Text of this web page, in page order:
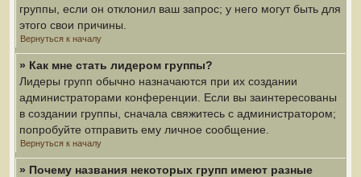
группы, если он отклонил ваш запрос; у него могут быть для
этого свои причины.
Вернуться к началу
» Как мне стать лидером группы?
Лидеры групп обычно назначаются при их создании
администраторами конференции. Если вы заинтересованы
в создании группы, сначала свяжитесь с администратором;
попробуйте отправить ему личное сообщение.
Вернуться к началу
» Почему названия некоторых групп имеют разные